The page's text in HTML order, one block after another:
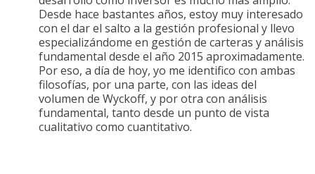
Desde hace bastantes años, estoy muy interesado
con el dar el salto a la gestión profesional y llevo
especializándome en gestión de carteras y análisis
fundamental desde el año 2015 aproximadamente.
Por eso, a día de hoy, yo me identifico con ambas
filosofías, por una parte, con las ideas del
volumen de Wyckoff, y por otra con análisis
fundamental, tanto desde un punto de vista
cualitativo como cuantitativo.